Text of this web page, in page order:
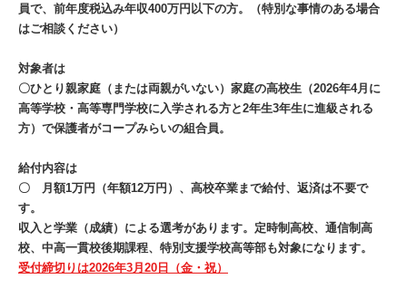
員で、前年度税込み年収400万円以下の方。（特別な事情のある場合
はご相談ください）
対象者は
〇ひとり親家庭（または両親がいない）家庭の高校生（2026年4月に
高等学校・高等専門学校に入学される方と2年生3年生に進級される
方）で保護者がコープみらいの組合員。
給付内容は
〇 月額1万円（年額12万円）、高校卒業まで給付、返済は不要で
す。
収入と学業（成績）による選考があります。定時制高校、通信制高
校、中高一貫校後期課程、特別支援学校高等部も対象になります。
受付締切りは2026年3月20日（金・祝）